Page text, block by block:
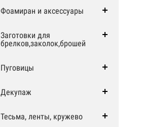
Фоамиран и аксессуары
Заготовки для
брелков,заколок,брошей
Пуговицы
Декупаж
Тесьма, ленты, кружево